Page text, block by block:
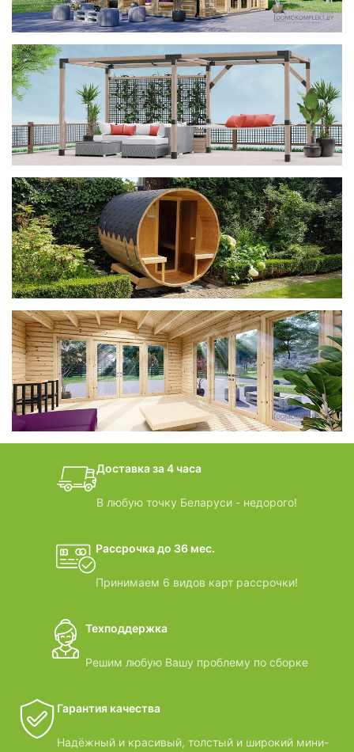
фотогалерея
ДОМИКИ
фотогалерея
Беседки CUBE
фотогалерея
БАНИ-БОЧКИ
дачные домики
ВИДЕООБЗОРЫ
Доставка за 4 часа
В любую точку Беларуси - недорого!
Рассрочка до 36 мес.
Принимаем 6 видов карт рассрочки!
Техподдержка
Решим любую Вашу проблему по сборке
Гарантия качества
Надёжный и красивый, толстый и широкий мини-